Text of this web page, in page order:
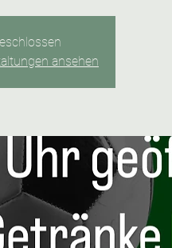
ansehen